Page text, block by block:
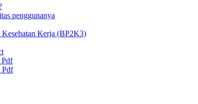
penggunanya
Kesehatan Kerja (BP2K3)
Pdf
Pdf